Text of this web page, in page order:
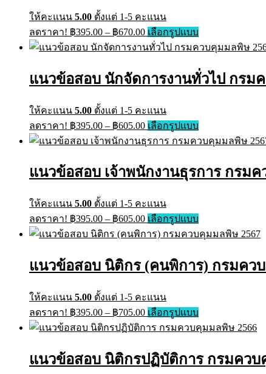
chosen
on
product
page
ให้คะแนน 5.00 ตั้งแต่ 1-5 คะแนน
ลดราคา! ฿395.00 – ฿670.00Price
range:
฿395.00
฿670.00
เลือกรูปแบบThis
product
has
variants.
The
chosen
on
page
แนวข้อสอบ นักจัดการงานทั่วไป กรม
ให้คะแนน 5.00 ตั้งแต่ 1-5 คะแนน
ลดราคา! ฿395.00 – ฿605.00Price
range:
฿395.00
฿605.00
เลือกรูปแบบThis
product
has
variants.
The
chosen
on
the
page
แนวข้อสอบ เจ้าพนักงานธุรการ กรม
ให้คะแนน 5.00 ตั้งแต่ 1-5 คะแนน
ลดราคา! ฿395.00 – ฿605.00Price
range:
฿395.00
฿605.00
เลือกรูปแบบThis
product
has
variants.
The
chosen
on
the
page
แนวข้อสอบ นิติกร (คนพิการ) กรมคว
ให้คะแนน 5.00 ตั้งแต่ 1-5 คะแนน
ลดราคา! ฿395.00 – ฿705.00Price
range:
฿395.00
฿705.00
เลือกรูปแบบThis
product
has
variants.
The
แนวข้อสอบ นิติกรปฏิบัติการ กรมควบ